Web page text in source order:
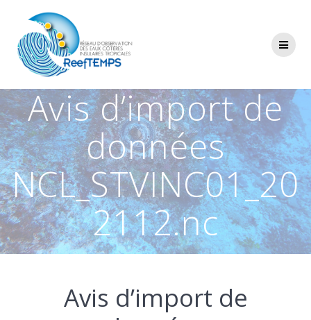
Avis d’import de
données
NCL_STVINC01_20
2112.nc
Avis d’import de